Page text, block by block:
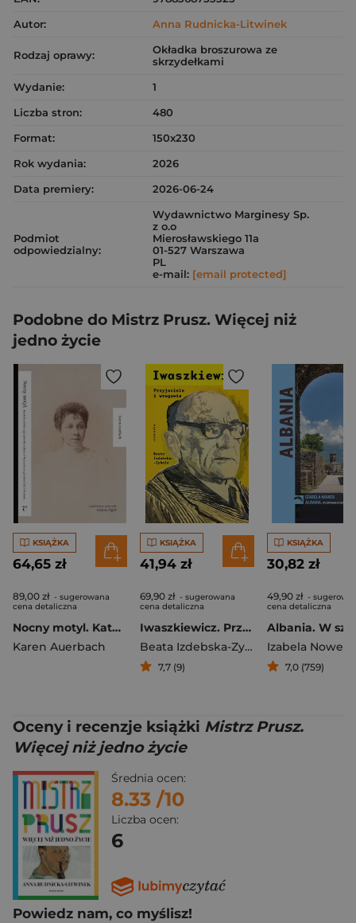
Autor:
Anna Rudnicka-Litwinek
Rodzaj oprawy:
Okładka broszurowa ze
skrzydełkami
Wydanie:
1
Liczba stron:
480
Format:
150x230
Rok wydania:
2026
Data premiery:
2026-06-24
Podmiot
odpowiedzialny:
Wydawnictwo Marginesy Sp.
z o.o
Mierosławskiego 11a
01-527 Warszawa
PL
e-mail: [email protected]
Podobne do Mistrz Prusz. Więcej niż
jedno życie
KSIĄŻKA
64,65 zł
89,00 zł - sugerowana
cena detaliczna
Nocny motyl. Katolicka kobieta i jej żydowska rodzina w Warszawie na przełomie XIX i XX wieku
Karen Auerbach
KSIĄŻKA
41,94 zł
69,90 zł - sugerowana
cena detaliczna
Iwaszkiewicz. Przyjaciele i wrogowie
Beata Izdebska-Zybała
7,7 (9)
KSIĄŻKA
30,82 zł
49,90 zł -
cena detaliczna
Izabela Nowek
7,0 (759)
Oceny i recenzje książki Mistrz Prusz.
Więcej niż jedno życie
Średnia ocen:
8.33 /10
Liczba ocen:
6
Powiedz nam, co myślisz!